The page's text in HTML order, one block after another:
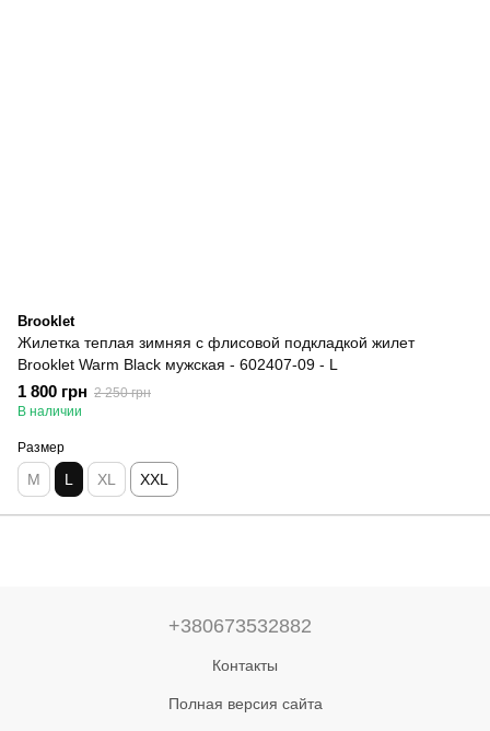
Brooklet
Жилетка теплая зимняя с флисовой подкладкой жилет
Brooklet Warm Black мужская - 602407-09 - L
1 800 грн 2 250 грн
В наличии
Размер
M L XL XXL
+380673532882
Контакты
Полная версия сайта